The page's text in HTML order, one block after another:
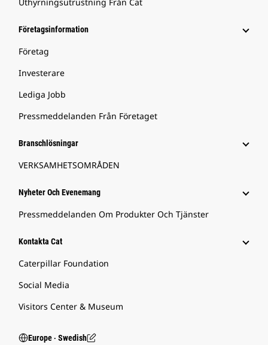
Företagsinformation
Företag
Investerare
Lediga Jobb
Pressmeddelanden Från Företaget
Branschlösningar
VERKSAMHETSOMRÅDEN
Nyheter Och Evenemang
Pressmeddelanden Om Produkter Och Tjänster
Kontakta Cat
Caterpillar Foundation
Social Media
Visitors Center & Museum
Europe ‧ Swedish